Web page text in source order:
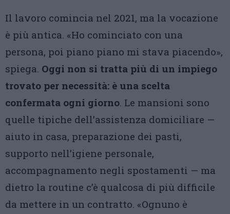
Il lavoro comincia nel 2021, ma la vocazione
è più antica. «Ho cominciato con una
persona, poi piano piano mi stava piacendo»,
spiega. Oggi non si tratta più di un impiego
trovato per necessità: è una scelta
confermata ogni giorno. Le mansioni sono
quelle tipiche dell’assistenza domiciliare —
aiuto in casa, preparazione dei pasti,
supporto nell’igiene personale,
accompagnamento negli spostamenti — ma
dietro la routine c’è qualcosa di più difficile
da mettere in un contratto. «Ognuno è